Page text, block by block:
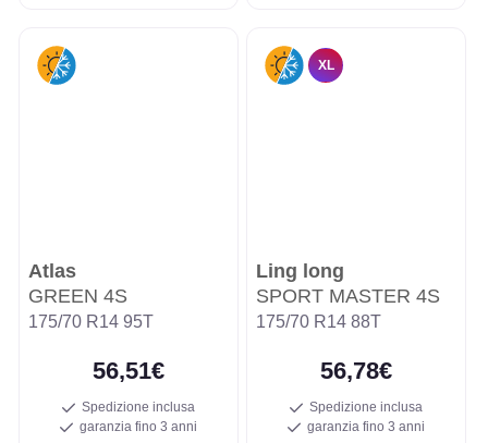
Atlas
GREEN 4S
175/70 R14 95T
56,51€
Spedizione inclusa
garanzia fino 3 anni
XL
Ling long
SPORT MASTER 4S
175/70 R14 88T
56,78€
Spedizione inclusa
garanzia fino 3 anni